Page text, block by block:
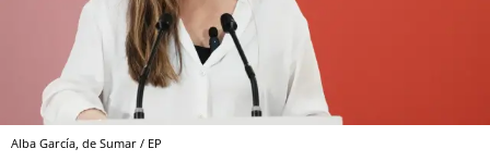
Alba García, de Sumar / EP